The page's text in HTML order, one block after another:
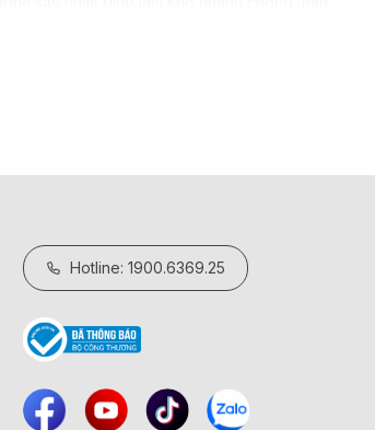
giảm nguy cơ lây nhiễm vi khuẩn qua đường
thông không khí và loại bỏ mùi ẩm khó chịu,
cả gia đình.
Hotline: 1900.6369.25